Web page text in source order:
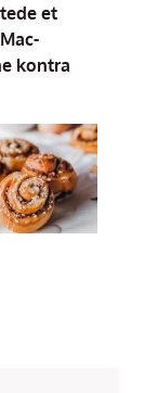
et
kontra